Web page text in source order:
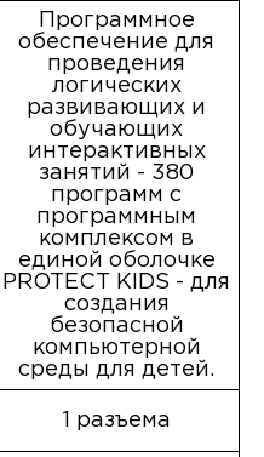
Программное
обеспечение для
проведения
логических
развивающих и
обучающих
интерактивных
занятий - 380
программ с
программным
комплексом в
единой оболочке
PROTECT KIDS - для
создания
безопасной
компьютерной
среды для детей.
1 разъема